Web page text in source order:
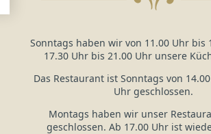
Sonntags haben wir von 11.00 Uhr bis
17.30 Uhr bis 21.00 Uhr unsere
Das Restaurant ist Sonntags von
Uhr geschlossen.
Montags haben wir unser
geschlossen. Ab 17.00 Uhr ist